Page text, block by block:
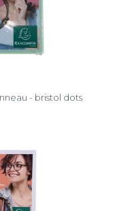
- bristol dots